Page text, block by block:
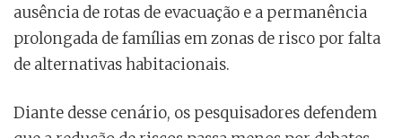
ausência de rotas de evacuação e a permanência
prolongada de famílias em zonas de risco por falta
de alternativas habitacionais.
Diante desse cenário, os pesquisadores defendem